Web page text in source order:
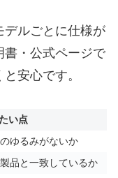
デルごとに仕様が
書・公式ページで
安心です。
い点
ゆるみがないか
品と一致しているか